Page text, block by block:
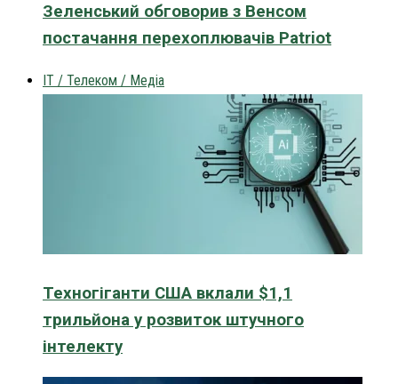
Зеленський обговорив з Венсом
постачання перехоплювачів Patriot
IT / Телеком / Медіа
Техногіганти США вклали $1,1
трильйона у розвиток штучного
інтелекту